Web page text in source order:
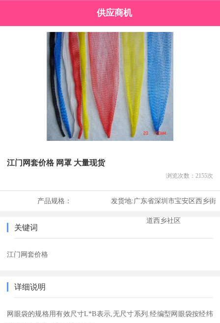
供应商机
江门网套价格 网罩 大量现货
浏览次数： 2155次
产品规格： 发货地:广东省深圳市宝安区西乡街
道西乡社区
关键词
江门网套价格
详细说明
网眼袋的规格用有效尺寸L*B表示,无尺寸系列.经编型网眼袋按经纬